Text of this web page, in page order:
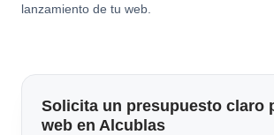
lanzamiento de tu web.
Solicita un presupuesto claro
web en Alcublas